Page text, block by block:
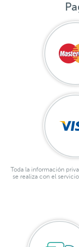
Toda la información
se realiza con el